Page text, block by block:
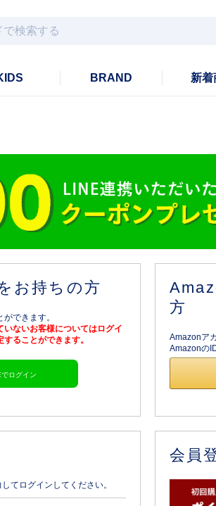
BRAND 新着
お持ちの方
できます。
ないお客様についてはログイ
ることができます。
ログイン
方
Amazonア
Amazonの
てログインしてください。
会員